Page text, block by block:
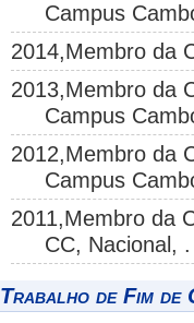
Campus
2014,Membro da
2013,Membro da
Campus
2012,Membro da
Campus
2011,Membro da
CC, Nacional, .
Trabalho de Fim de